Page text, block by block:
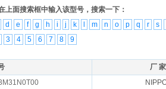
上面搜索框中输入该型号，搜索一下：
d e f g h i j k m n o p q r
s
3 4 5 6 7 8 9
厂 家